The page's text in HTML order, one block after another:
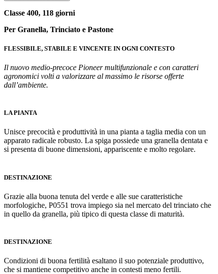
Classe 400, 118 giorni
Per Granella, Trinciato e Pastone
FLESSIBILE, STABILE E VINCENTE IN OGNI CONTESTO
Il nuovo medio-precoce Pioneer multifunzionale e con caratteri
agronomici volti a valorizzare al massimo le risorse offerte
dall’ambiente.
LA PIANTA
Unisce precocità e produttività in una pianta a taglia media con un
apparato radicale robusto. La spiga possiede una granella dentata e
si presenta di buone dimensioni, appariscente e molto regolare.
DESTINAZIONE
Grazie alla buona tenuta del verde e alle sue caratteristiche
morfologiche, P0551 trova impiego sia nel mercato del trinciato che
in quello da granella, più tipico di questa classe di maturità.
DESTINAZIONE
Condizioni di buona fertilità esaltano il suo potenziale produttivo,
che si mantiene competitivo anche in contesti meno fertili.